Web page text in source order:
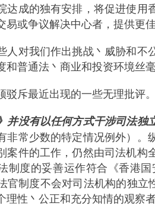
达成的独有安排，将促进使
易或争议解决中心者，提供更佳
人对我们作出挑战丶威胁和
和普通法丶商业和投资环境丝
驳斥最近出现的一些无理批评。
并没有以任何方式干涉司法独
非常少数的特定情况例外）
案件的工作，仍然由司法机构
制度的妥善运作符合《香港
官制度不会对司法机构的独立
理性丶公正和充分知情的观察